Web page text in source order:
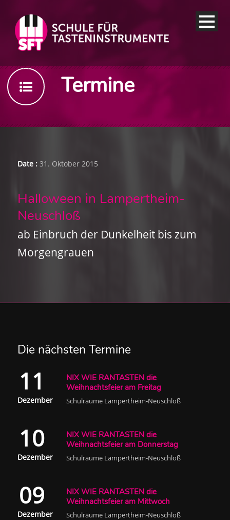
Termine
Date : 31. Oktober 2015
Halloween in Lampertheim-
Neuschloß
ab Einbruch der Dunkelheit bis zum
Morgengrauen
Die nächsten Termine
11
Dezember
NIX WIE RANTASTEN die
Weihnachtsfeier am Freitag
Schulräume Lampertheim-Neuschloß
10
Dezember
NIX WIE RANTASTEN die
Weihnachtsfeier am Donnerstag
Schulräume Lampertheim-Neuschloß
09
Dezember
NIX WIE RANTASTEN die
Weihnachtsfeier am Mittwoch
Schulräume Lampertheim-Neuschloß